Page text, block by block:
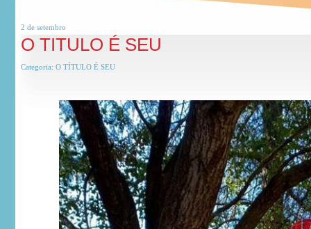
2 de setembro
O TITULO É SEU
Categoria: O TÍTULO É SEU